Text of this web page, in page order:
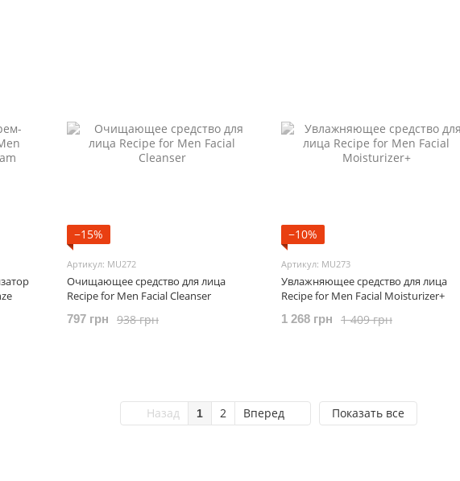
−15%
Артикул: MU272
Очищающее средство для лица
Recipe for Men Facial Cleanser
938 грн
797 грн
−10%
Артикул: MU273
Увлажняющее средство для лица
Recipe for Men Facial Moisturizer+
1 409 грн
1 268 грн
Назад 1 2 Вперед Показать все